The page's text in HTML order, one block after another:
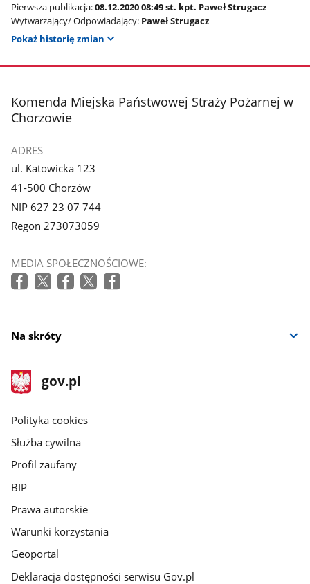
Pierwsza publikacja:08.12.2020 08:49 st. kpt. Paweł Strugacz
Wytwarzający/ Odpowiadający: Paweł Strugacz
Pokaż historię zmian
stopka
Komenda Miejska Państwowej Straży Pożarnej w
Chorzowie
ADRES
ul. Katowicka 123
41-500 Chorzów
NIP 627 23 07 744
Regon 273073059
MEDIA SPOŁECZNOŚCIOWE:
Na skróty
stopka
gov.pl
Strona
gov.pl
gov.pl
Polityka cookies
Służba cywilna
Profil zaufany
BIP
Prawa autorskie
Warunki korzystania
Geoportal
Deklaracja dostępności serwisu Gov.pl